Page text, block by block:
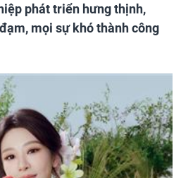
phát triển hưng thịnh,
mọi sự khó thành công